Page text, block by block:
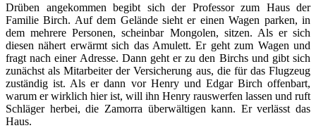
Drüben angekommen begibt sich der Professor zum Haus der
Familie Birch. Auf dem Gelände sieht er einen Wagen parken, in
dem mehrere Personen, scheinbar Mongolen, sitzen. Als er sich
diesen nähert erwärmt sich das Amulett. Er geht zum Wagen und
fragt nach einer Adresse. Dann geht er zu den Birchs und gibt sich
zunächst als Mitarbeiter der Versicherung aus, die für das Flugzeug
zuständig ist. Als er dann vor Henry und Edgar Birch offenbart,
warum er wirklich hier ist, will ihn Henry rauswerfen lassen und ruft
Schläger herbei, die Zamorra überwältigen kann. Er verlässt das
Haus.